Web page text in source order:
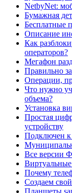
NetbyNet:
Бумажная
Бесплатные
Описание
Как
операторов?
Мегафон
Правильно
Операции,
Что нужно
объема?
Установка
Простая
устройству
Подключен к
Все версии
Почему
Создаем
Планшеты